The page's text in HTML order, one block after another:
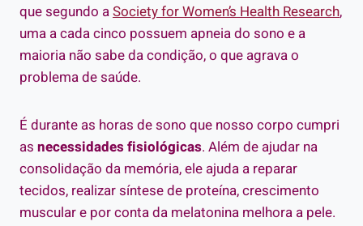
que segundo aSociety for Women’s Health Research,
uma a cada cinco possuem apneia do sono e a
maioria não sabe da condição, o que agrava o
problema de saúde.
É durante as horas de sono que nosso corpo cumpri
as necessidades fisiológicas. Além de ajudar na
consolidação da memória, ele ajuda a reparar
tecidos, realizar síntese de proteína, crescimento
muscular e por conta da melatonina melhora a pele.